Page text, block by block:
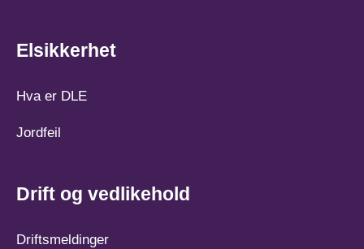
Elsikkerhet
Hva er DLE
Jordfeil
Drift og vedlikehold
Driftsmeldinger